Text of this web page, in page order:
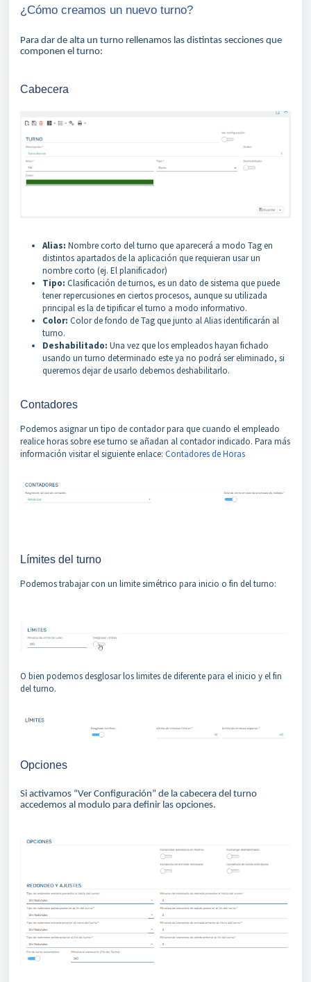
¿Cómo creamos un nuevo turno?
Para dar de alta un turno rellenamos las distintas secciones que
componen el turno:
Cabecera
Alias: Nombre corto del turno que aparecerá a modo Tag en
distintos apartados de la aplicación que requieran usar un
nombre corto (ej. El planificador)
Tipo: Clasificación de turnos, es un dato de sistema que puede
tener repercusiones en ciertos procesos, aunque su utilizada
principal es la de tipificar el turno a modo informativo.
Color: Color de fondo de Tag que junto al Alias identificarán al
turno.
Deshabilitado: Una vez que los empleados hayan fichado
usando un turno determinado este ya no podrá ser eliminado, si
queremos dejar de usarlo debemos deshabilitarlo.
Contadores
Podemos asignar un tipo de contador para que cuando el empleado
realice horas sobre ese turno se añadan al contador indicado. Para más
información visitar el siguiente enlace: Contadores de Horas
Límites del turno
Podemos trabajar con un limite simétrico para inicio o fin del turno:
O bien podemos desglosar los limites de diferente para el inicio y el fin
del turno.
Opciones
Si activamos “Ver Configuración” de la cabecera del turno
accedemos al modulo para definir las opciones.